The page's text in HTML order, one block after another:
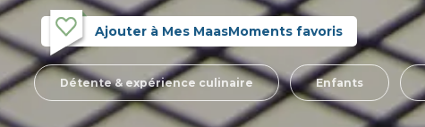
Ajouter à Mes MaasMoments favoris
Détente & expérience culinaire Enfants